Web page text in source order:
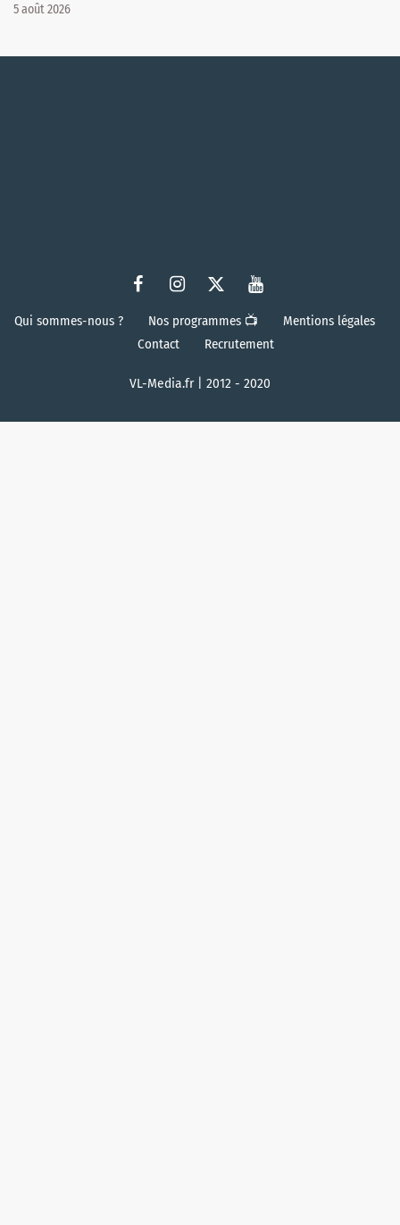
5 août 2026
Qui sommes-nous ? Nos programmes 📺
Mentions légales
Contact
Recrutement
VL-Media.fr | 2012 - 2020